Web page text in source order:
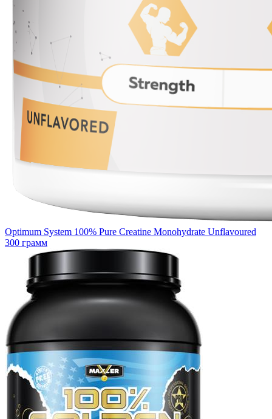
Optimum System 100% Pure Creatine Monohydrate Unflavoured
300 грамм